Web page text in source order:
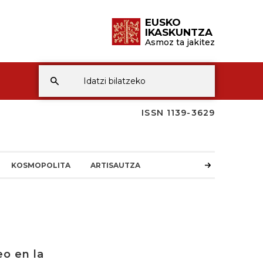
EUSKO
IKASKUNTZA
Asmoz ta jakitez
ISSN 1139-3629
KOSMOPOLITA ARTISAUTZA
en la